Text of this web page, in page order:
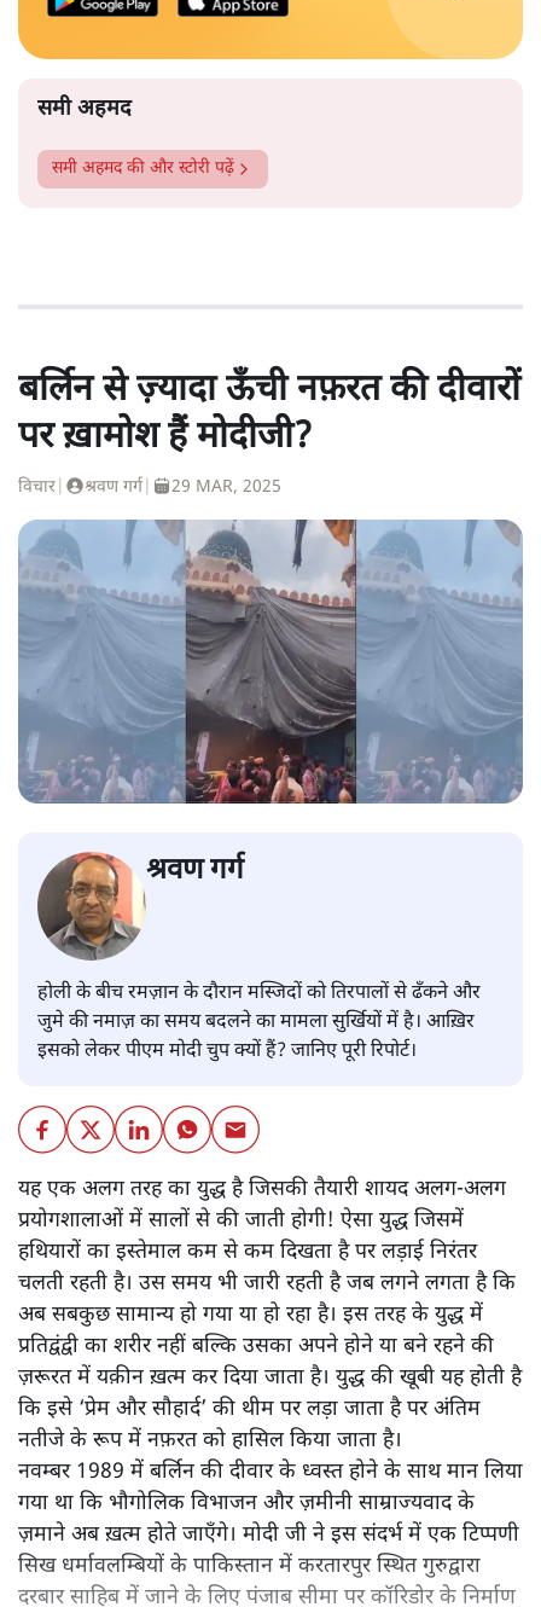
समी अहमद
समी अहमदकी और स्टोरी पढ़ें
बर्लिन से ज़्यादा ऊँची नफ़रत की दीवारों
पर ख़ामोश हैं मोदीजी?
विचार श्रवण गर्ग 29 MAR, 2025
श्रवण गर्ग
होली के बीच रमज़ान के दौरान मस्जिदों को तिरपालों से ढँकने और
जुमे की नमाज़ का समय बदलने का मामला सुर्खियों में है। आख़िर
इसको लेकर पीएम मोदी चुप क्यों हैं? जानिए पूरी रिपोर्ट।
यह एक अलग तरह का युद्ध है जिसकी तैयारी शायद अलग-अलग
प्रयोगशालाओं में सालों से की जाती होगी! ऐसा युद्ध जिसमें
हथियारों का इस्तेमाल कम से कम दिखता है पर लड़ाई निरंतर
चलती रहती है। उस समय भी जारी रहती है जब लगने लगता है कि
अब सबकुछ सामान्य हो गया या हो रहा है। इस तरह के युद्ध में
प्रतिद्वंद्वी का शरीर नहीं बल्कि उसका अपने होने या बने रहने की
ज़रूरत में यक़ीन ख़त्म कर दिया जाता है। युद्ध की खूबी यह होती है
कि इसे ‘प्रेम और सौहार्द’ की थीम पर लड़ा जाता है पर अंतिम
नतीजे के रूप में नफ़रत को हासिल किया जाता है।
नवम्बर 1989 में बर्लिन की दीवार के ध्वस्त होने के साथ मान लिया
गया था कि भौगोलिक विभाजन और ज़मीनी साम्राज्यवाद के
ज़माने अब ख़त्म होते जाएँगे। मोदी जी ने इस संदर्भ में एक टिप्पणी
सिख धर्मावलम्बियों के पाकिस्तान में करतारपुर स्थित गुरुद्वारा
दरबार साहिब में जाने के लिए पंजाब सीमा पर कॉरिडोर के निर्माण